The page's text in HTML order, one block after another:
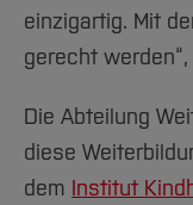
einzigartig. Mit
gerecht
Die Abteilung
diese
dem Institut